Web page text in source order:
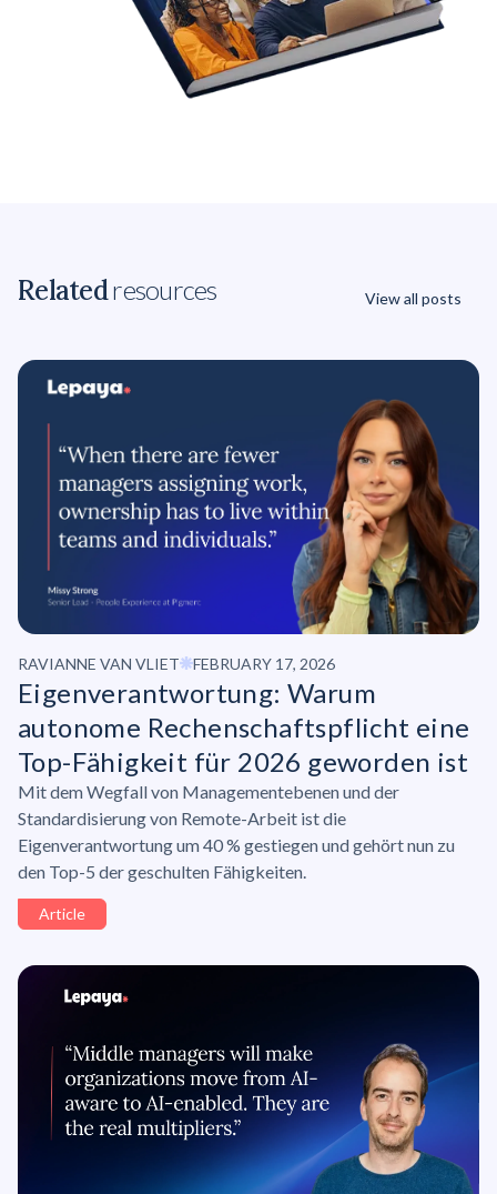
Relatedresources View all posts
RAVIANNE VAN VLIET FEBRUARY 17, 2026
Eigenverantwortung: Warum
autonome Rechenschaftspflicht eine
Top-Fähigkeit für 2026 geworden ist
Mit dem Wegfall von Managementebenen und der
Standardisierung von Remote-Arbeit ist die
Eigenverantwortung um 40 % gestiegen und gehört nun zu
den Top-5 der geschulten Fähigkeiten.
Article